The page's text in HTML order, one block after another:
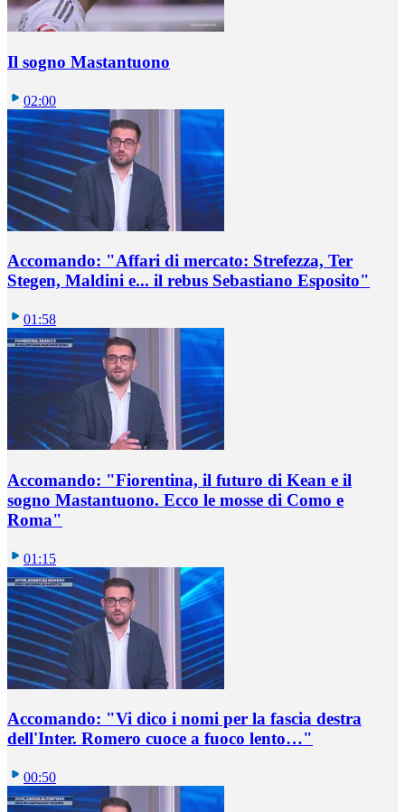
Il sogno Mastantuono
02:00
Accomando: "Affari di mercato: Strefezza, Ter
Stegen, Maldini e... il rebus Sebastiano Esposito"
01:58
Accomando: "Fiorentina, il futuro di Kean e il
sogno Mastantuono. Ecco le mosse di Como e
Roma"
01:15
Accomando: "Vi dico i nomi per la fascia destra
dell'Inter. Romero cuoce a fuoco lento…"
00:50